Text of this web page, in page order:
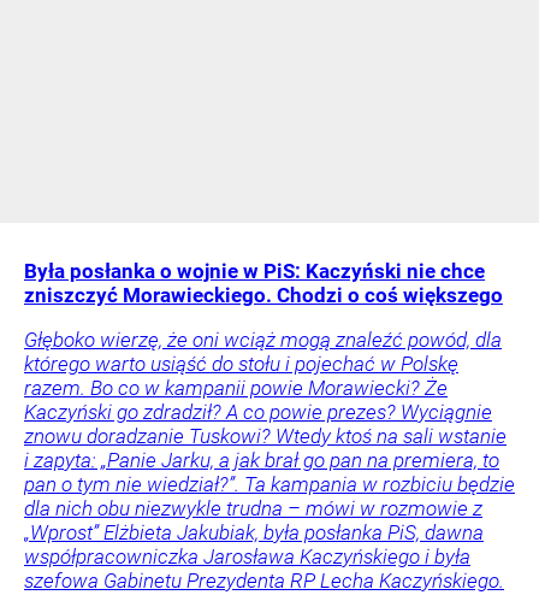
Była posłanka o wojnie w PiS: Kaczyński nie chce
zniszczyć Morawieckiego. Chodzi o coś większego
Głęboko wierzę, że oni wciąż mogą znaleźć powód, dla
którego warto usiąść do stołu i pojechać w Polskę
razem. Bo co w kampanii powie Morawiecki? Że
Kaczyński go zdradził? A co powie prezes? Wyciągnie
znowu doradzanie Tuskowi? Wtedy ktoś na sali wstanie
i zapyta: „Panie Jarku, a jak brał go pan na premiera, to
pan o tym nie wiedział?”. Ta kampania w rozbiciu będzie
dla nich obu niezwykle trudna – mówi w rozmowie z
„Wprost” Elżbieta Jakubiak, była posłanka PiS, dawna
współpracowniczka Jarosława Kaczyńskiego i była
szefowa Gabinetu Prezydenta RP Lecha Kaczyńskiego.